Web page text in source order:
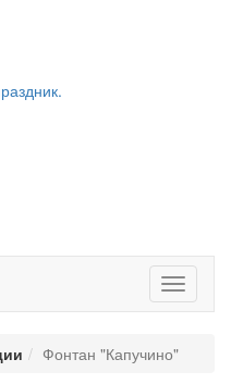
Панель
Фонтан "Капучино"